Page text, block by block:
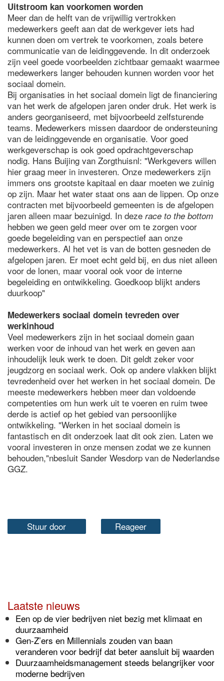
Uitstroom kan voorkomen worden
Meer dan de helft van de vrijwillig vertrokken
medewerkers geeft aan dat de werkgever iets had
kunnen doen om vertrek te voorkomen, zoals betere
communicatie van de leidinggevende. In dit onderzoek
zijn veel goede voorbeelden zichtbaar gemaakt waarmee
medewerkers langer behouden kunnen worden voor het
sociaal domein.
Bij organisaties in het sociaal domein ligt de financiering
van het werk de afgelopen jaren onder druk. Het werk is
anders georganiseerd, met bijvoorbeeld zelfsturende
teams. Medewerkers missen daardoor de ondersteuning
van de leidinggevende en organisatie. Voor goed
werkgeverschap is ook goed opdrachtgeverschap
nodig. Hans Buijing van Zorgthuisnl: "Werkgevers willen
hier graag meer in investeren. Onze medewerkers zijn
immers ons grootste kapitaal en daar moeten we zuinig
op zijn. Maar het water staat ons aan de lippen. Op onze
contracten met bijvoorbeeld gemeenten is de afgelopen
jaren alleen maar bezuinigd. In deze race to the bottom
hebben we geen geld meer over om te zorgen voor
goede begeleiding van en perspectief aan onze
medewerkers. Al het vet is van de botten gesneden de
afgelopen jaren. Er moet echt geld bij, en dus niet alleen
voor de lonen, maar vooral ook voor de interne
begeleiding en ontwikkeling. Goedkoop blijkt anders
duurkoop"
Medewerkers sociaal domein tevreden over
werkinhoud
Veel medewerkers zijn in het sociaal domein gaan
werken voor de inhoud van het werk en geven aan
inhoudelijk leuk werk te doen. Dit geldt zeker voor
jeugdzorg en sociaal werk. Ook op andere vlakken blijkt
tevredenheid over het werken in het sociaal domein. De
meeste medewerkers hebben meer dan voldoende
competenties om hun werk uit te voeren en ruim twee
derde is actief op het gebied van persoonlijke
ontwikkeling. "Werken in het sociaal domein is
fantastisch en dit onderzoek laat dit ook zien. Laten we
vooral investeren in onze mensen zodat we ze kunnen
behouden,"nbesluit Sander Wesdorp van de Nederlandse
GGZ.
Stuur door Reageer
Laatste nieuws
Een op de vier bedrijven niet bezig met klimaat en
duurzaamheid
Gen-Z’ers en Millennials zouden van baan
veranderen voor bedrijf dat beter aansluit bij waarden
Duurzaamheidsmanagement steeds belangrijker voor
moderne bedrijven